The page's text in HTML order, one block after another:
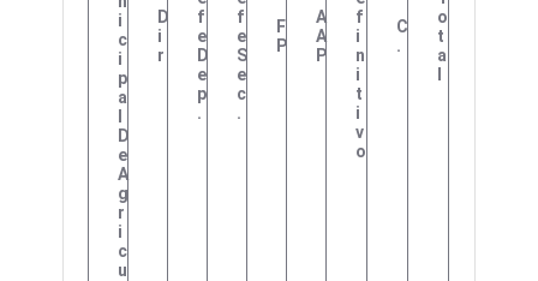
I
C
I
P
A
D
E
A
G
R
I
C
U
D
I
R
F
E
D
E
P
.
F
E
S
E
C
.
F
P
A
A
P
F
I
N
I
T
I
V
O
C
.
O
T
A